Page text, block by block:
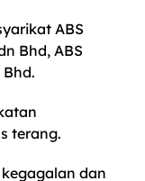
ABS
Bhd, ABS
terang.
dan